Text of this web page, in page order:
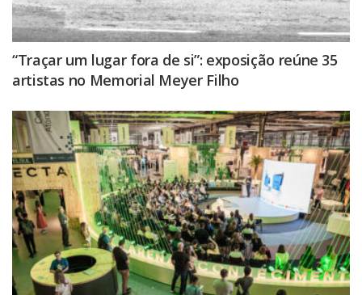
“Traçar um lugar fora de si”: exposição reúne 35
artistas no Memorial Meyer Filho